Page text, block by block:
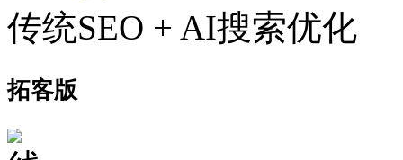
传统SEO + AI搜索优化
拓客版